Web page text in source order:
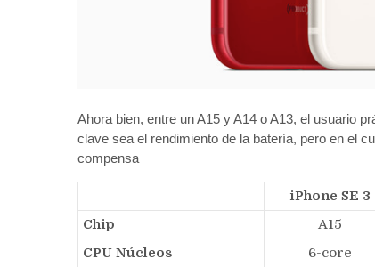
Ahora bien, entre un A15 y A14 o A13, el usuario
clave sea el rendimiento de la batería, pero en el
compensa
iPhone SE 3
Chip
A15
CPU Núcleos
6-core